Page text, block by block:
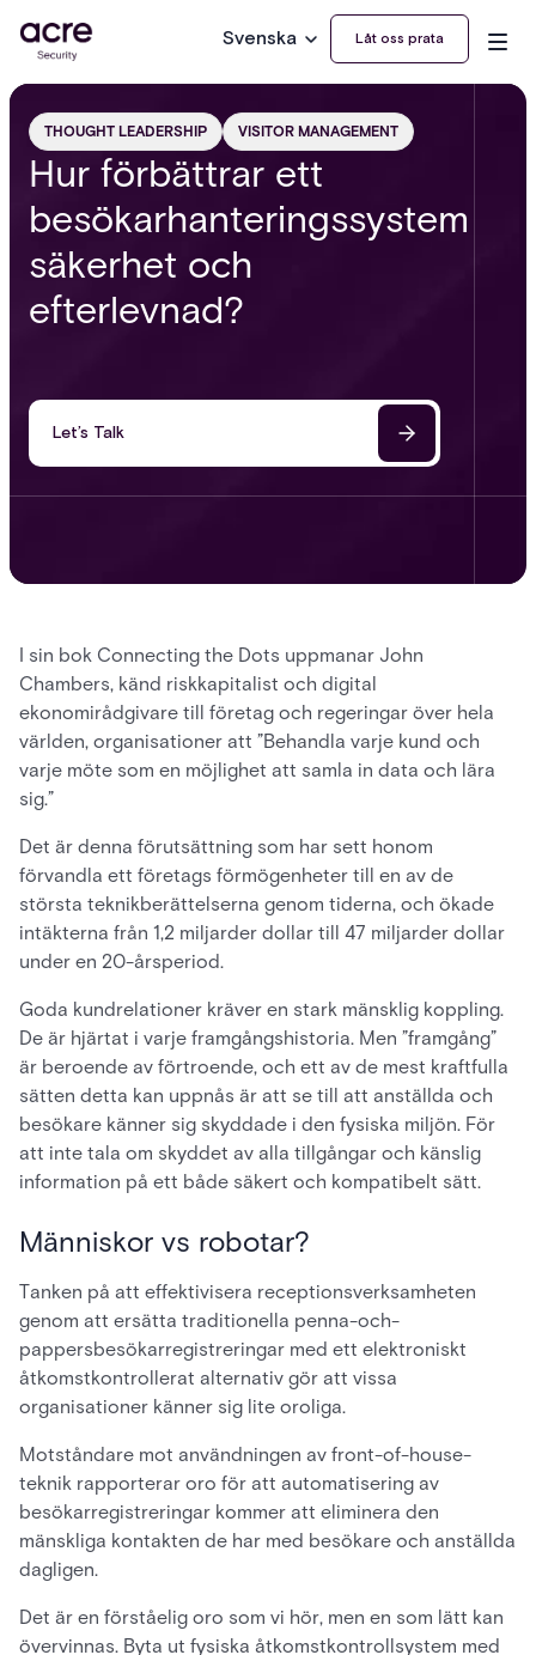
Svenska Låt oss prata
THOUGHT LEADERSHIP VISITOR MANAGEMENT
Hur förbättrar ett
besökarhanteringssystem
säkerhet och
efterlevnad?
Let’s Talk
I sin bok Connecting the Dots uppmanar John
Chambers, känd riskkapitalist och digital
ekonomirådgivare till företag och regeringar över hela
världen, organisationer att ”Behandla varje kund och
varje möte som en möjlighet att samla in data och lära
sig.”
Det är denna förutsättning som har sett honom
förvandla ett företags förmögenheter till en av de
största teknikberättelserna genom tiderna, och ökade
intäkterna från 1,2 miljarder dollar till 47 miljarder dollar
under en 20-årsperiod.
Goda kundrelationer kräver en stark mänsklig koppling.
De är hjärtat i varje framgångshistoria. Men ”framgång”
är beroende av förtroende, och ett av de mest kraftfulla
sätten detta kan uppnås är att se till att anställda och
besökare känner sig skyddade i den fysiska miljön. För
att inte tala om skyddet av alla tillgångar och känslig
information på ett både säkert och kompatibelt sätt.
Människor vs robotar?
Tanken på att effektivisera receptionsverksamheten
genom att ersätta traditionella penna-och-
pappersbesökarregistreringar med ett elektroniskt
åtkomstkontrollerat alternativ gör att vissa
organisationer känner sig lite oroliga.
Motståndare mot användningen av front-of-house-
teknik rapporterar oro för att automatisering av
besökarregistreringar kommer att eliminera den
mänskliga kontakten de har med besökare och anställda
dagligen.
Det är en förståelig oro som vi hör, men en som lätt kan
övervinnas. Byta ut fysiska åtkomstkontrollsystem med